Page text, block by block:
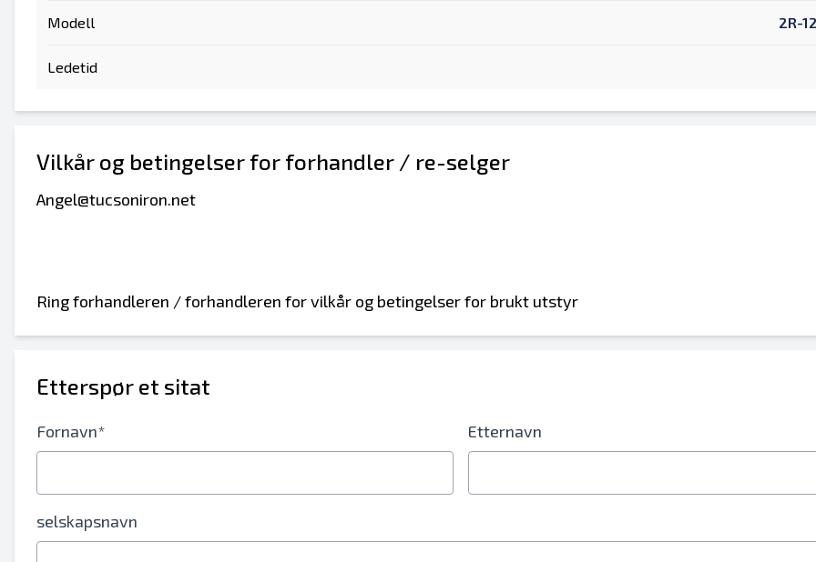
Modell 2R-
Ledetid
Vilkår og betingelser for forhandler / re-selger
Angel@tucsoniron.net
Ring forhandleren / forhandleren for vilkår og betingelser for brukt utstyr
Etterspør et sitat
Fornavn* Etternavn
selskapsnavn